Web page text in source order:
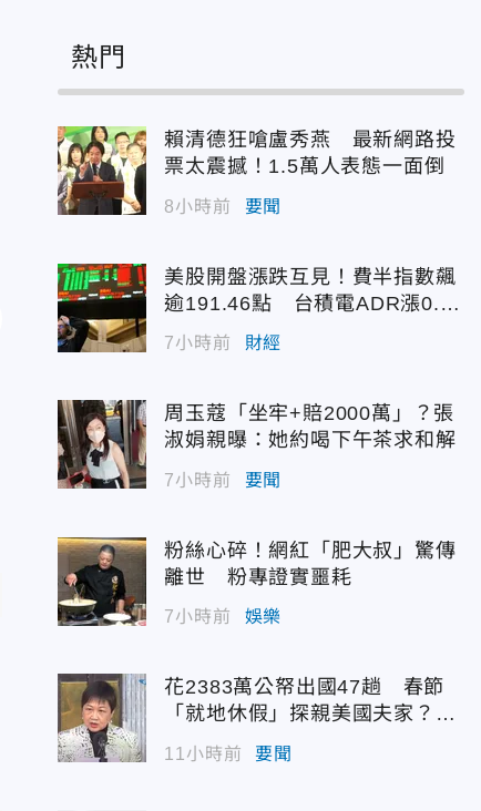
熱門
賴清德狂嗆盧秀燕 最新網路投
票太震撼！1.5萬人表態一面倒
8小時前 要聞
美股開盤漲跌互見！費半指數飆
逾191.46點 台積電ADR漲0.9
3%
7小時前 財經
周玉蔻「坐牢+賠2000萬」？張
淑娟親曝：她約喝下午茶求和解
7小時前 要聞
粉絲心碎！網紅「肥大叔」驚傳
離世 粉專證實噩耗
7小時前 娛樂
花2383萬公帑出國47趟 春節
「就地休假」探親美國夫家？徐
佳青回應了
11小時前 要聞